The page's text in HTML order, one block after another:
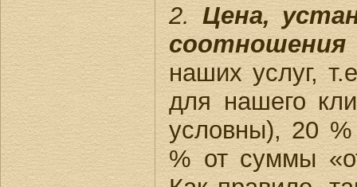
2.Цена,
соотношения
наших услуг,
для нашего
условны), 20
% от суммы